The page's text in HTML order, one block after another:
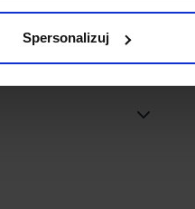
Spersonalizuj